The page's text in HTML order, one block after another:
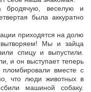
бродячую, веселую и
была аккуратно
приходятся на долю
вытворяем! Мы и зайца
спицу и выпустили.
и он выступает теперь
вместе с
что люди животных в
машиной собаку.